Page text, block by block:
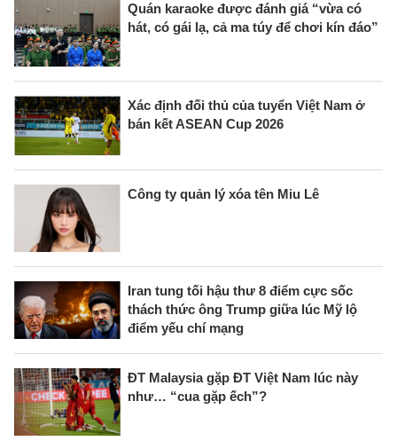
Quán karaoke được đánh giá “vừa có
hát, có gái lạ, cả ma túy để chơi kín đáo”
Xác định đối thủ của tuyển Việt Nam ở
bán kết ASEAN Cup 2026
Công ty quản lý xóa tên Miu Lê
Iran tung tối hậu thư 8 điểm cực sốc
thách thức ông Trump giữa lúc Mỹ lộ
điểm yếu chí mạng
ĐT Malaysia gặp ĐT Việt Nam lúc này
như… “cua gặp ếch”?